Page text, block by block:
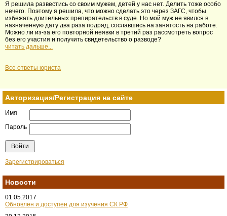
Я решила развестись со своим мужем, детей у нас нет. Делить тоже особо
нечего. Поэтому я решила, что можно сделать это через ЗАГС, чтобы
избежать длительных препирательств в суде. Но мой муж не явился в
назначенную дату два раза подряд, сославшись на занятость на работе.
Можно ли из-за его повторной неявки в третий раз рассмотреть вопрос
без его участия и получить свидетельство о разводе?
читать дальше...
Все ответы юриста
Авторизация/Регистрация на сайте
Имя
Пароль
Зарегистрироваться
Новости
01.05.2017
Обновлен и доступен для изучения СК РФ